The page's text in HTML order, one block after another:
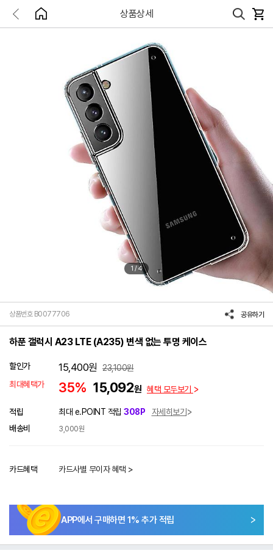
상품상세
1 /4
상품번호 B0077706 공유하기
하푼 갤럭시 A23 LTE (A235) 변색 없는 투명 케이스
할인가 15,400원 23,100원
최대혜택가
35% 15,092원 혜택 모두보기
적립 최대 e.POINT 적립 308P
자세히보기
배송비
3,000원
카드혜택 카드사별 무이자 혜택 >
APP에서 구매하면 1% 추가 적립